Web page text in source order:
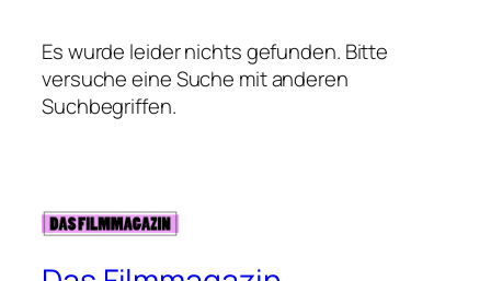
Es wurde leider nichts gefunden. Bitte
versuche eine Suche mit anderen
Suchbegriffen.